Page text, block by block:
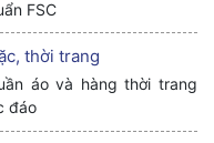
FSC
thời trang
áo và hàng thời trang
đáo